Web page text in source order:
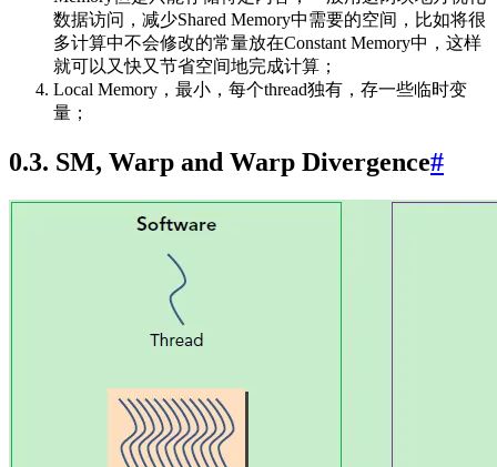
数据访问，减少Shared Memory中需要的空间，比如将很
多计算中不会修改的常量放在Constant Memory中，这样
就可以又快又节省空间地完成计算；
Local Memory，最小，每个thread独有，存一些临时变
量；
0.3. SM, Warp and Warp Divergence#